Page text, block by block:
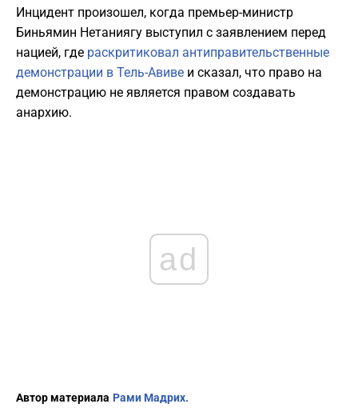
Инцидент произошел, когда премьер-министр
Биньямин Нетаниягу выступил с заявлением перед
нацией, где раскритиковал антиправительственные
демонстрации в Тель-Авиве и сказал, что право на
демонстрацию не является правом создавать
анархию.
ad
Автор материала Рами Мадрих.